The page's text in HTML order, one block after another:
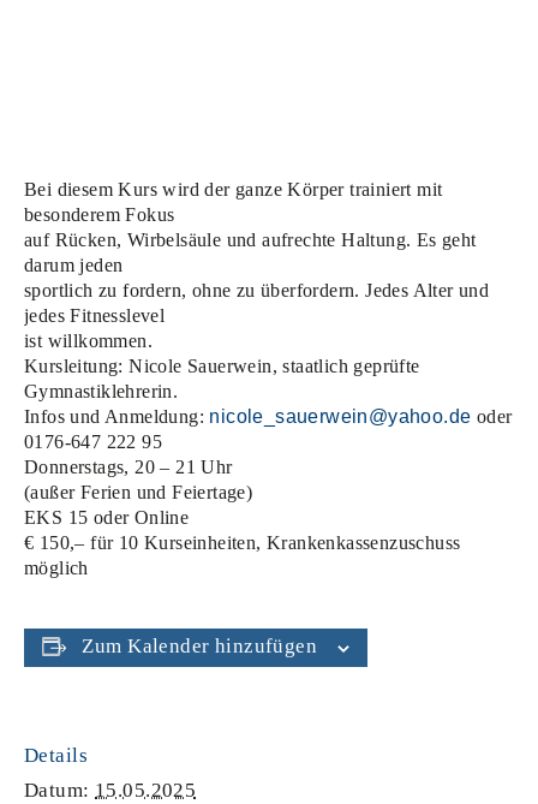
Bei diesem Kurs wird der ganze Körper trainiert mit
besonderem Fokus
auf Rücken, Wirbelsäule und aufrechte Haltung. Es geht
darum jeden
sportlich zu fordern, ohne zu überfordern. Jedes Alter und
jedes Fitnesslevel
ist willkommen.
Kursleitung: Nicole Sauerwein, staatlich geprüfte
Gymnastiklehrerin.
Infos und Anmeldung: nicole_sauerwein@yahoo.de oder
0176-647 222 95
Donnerstags, 20 – 21 Uhr
(außer Ferien und Feiertage)
EKS 15 oder Online
€ 150,– für 10 Kurseinheiten, Krankenkassenzuschuss
möglich
Zum Kalender hinzufügen
Details
Datum: 15.05.2025